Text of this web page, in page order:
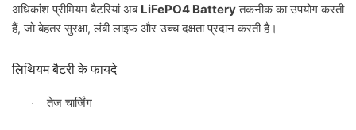
अधिकांश प्रीमियम बैटरियां अब LiFePO4 Battery तकनीक का उपयोग करती
हैं,जो बेहतर सुरक्षा,लंबी लाइफ और उच्च दक्षता प्रदान करती है।
लिथियम बैटरी के फायदे
· तेज चार्जिंग